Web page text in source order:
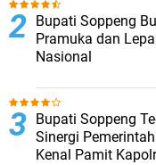
Bupati Soppeng
Pramuka dan
Nasional
Bupati Soppeng
Sinergi
Kenal Pamit